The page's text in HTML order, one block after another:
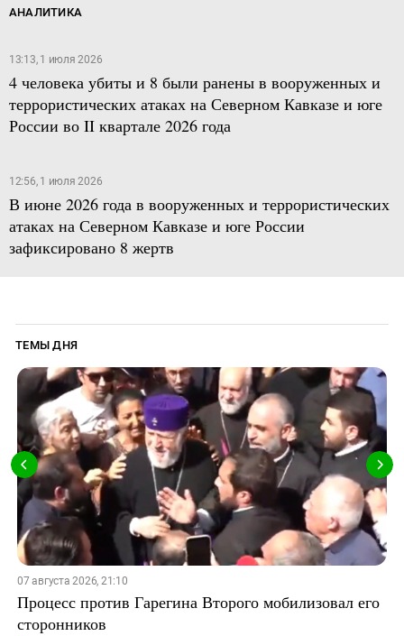
АНАЛИТИКА
13:13, 1 июля 2026
4 человека убиты и 8 были ранены в вооруженных и
террористических атаках на Северном Кавказе и юге
России во II квартале 2026 года
12:56, 1 июля 2026
В июне 2026 года в вооруженных и террористических
атаках на Северном Кавказе и юге России
зафиксировано 8 жертв
ТЕМЫ ДНЯ
07 августа 2026, 21:10
Процесс против Гарегина Второго мобилизовал его
сторонников